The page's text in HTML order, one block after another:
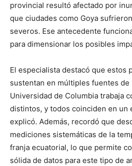
provincial resultó afectado por
que ciudades como Goya
severos. Ese antecedente
para dimensionar los posibles
El especialista destacó que estos
sustentan en múltiples fuentes de
Universidad de Columbia trabaja
distintos, y todos coinciden en un
explicó. Además, recordó que
mediciones sistemáticas de la
franja ecuatorial, lo que permite
sólida de datos para este tipo de